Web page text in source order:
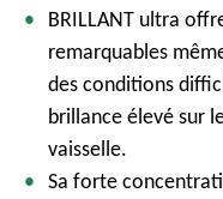
BRILLANT ultra
remarquables
des conditions
brillance élevé sur
vaisselle.
Sa forte